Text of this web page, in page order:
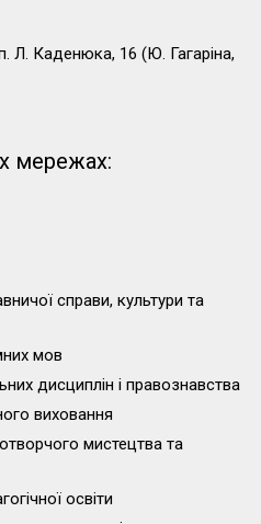
Л. Каденюка, 16 (Ю. Гагаріна,
мережах:
справи, культури та
мов
дисциплін і правознавства
виховання
мистецтва та
освіти